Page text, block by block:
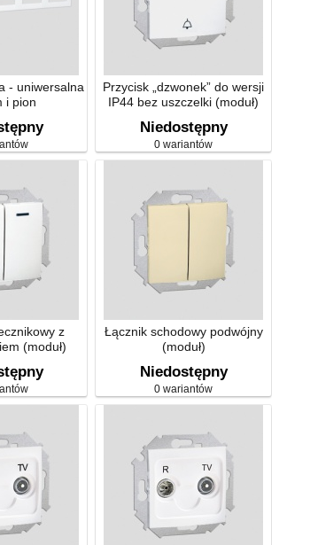
- uniwersalna
i pion
Przycisk „dzwonek” do wersji
IP44 bez uszczelki (moduł)
Niedostępny
0 wariantów
z
(moduł)
Łącznik schodowy podwójny
(moduł)
Niedostępny
0 wariantów